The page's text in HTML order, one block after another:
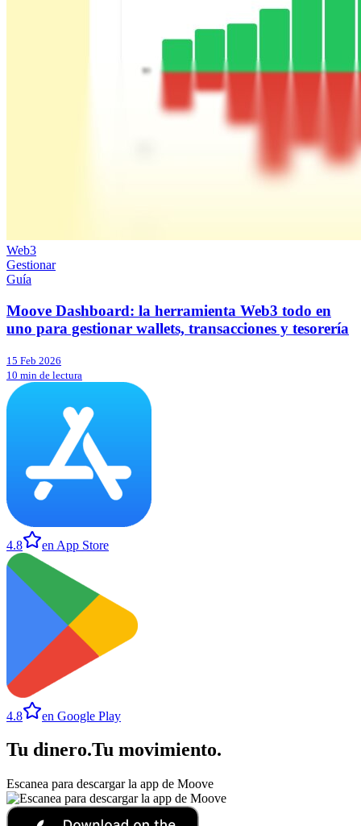
Web3
Gestionar
Guía
Moove Dashboard: la herramienta Web3 todo en
uno para gestionar wallets, transacciones y tesorería
15 Feb 2026
10 min de lectura
4.8 en App Store
4.8 en Google Play
Tu dinero.Tu movimiento.
Escanea para descargar la app de Moove